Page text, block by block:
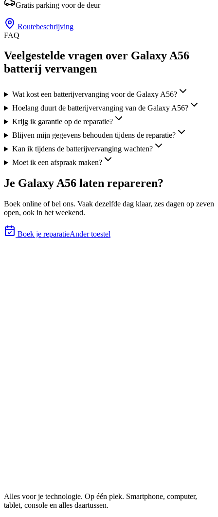
Gratis parking voor de deur
Routebeschrijving
FAQ
Veelgestelde vragen over Galaxy A56
batterij vervangen
Wat kost een batterijvervanging voor de Galaxy A56?
Hoelang duurt de batterijvervanging van de Galaxy A56?
Krijg ik garantie op de reparatie?
Blijven mijn gegevens behouden tijdens de reparatie?
Kan ik tijdens de batterijvervanging wachten?
Moet ik een afspraak maken?
Je Galaxy A56 laten repareren?
Boek online of bel ons. Vaak dezelfde dag klaar, zes dagen op zeven
open, ook in het weekend.
Boek je reparatieAnder toestel
Alles voor je technologie. Op één plek. Smartphone, computer,
tablet, console en alles daartussen.